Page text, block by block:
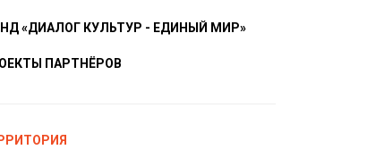
«ДИАЛОГ КУЛЬТУР - ЕДИНЫЙ МИР»
ПАРТНЁРОВ